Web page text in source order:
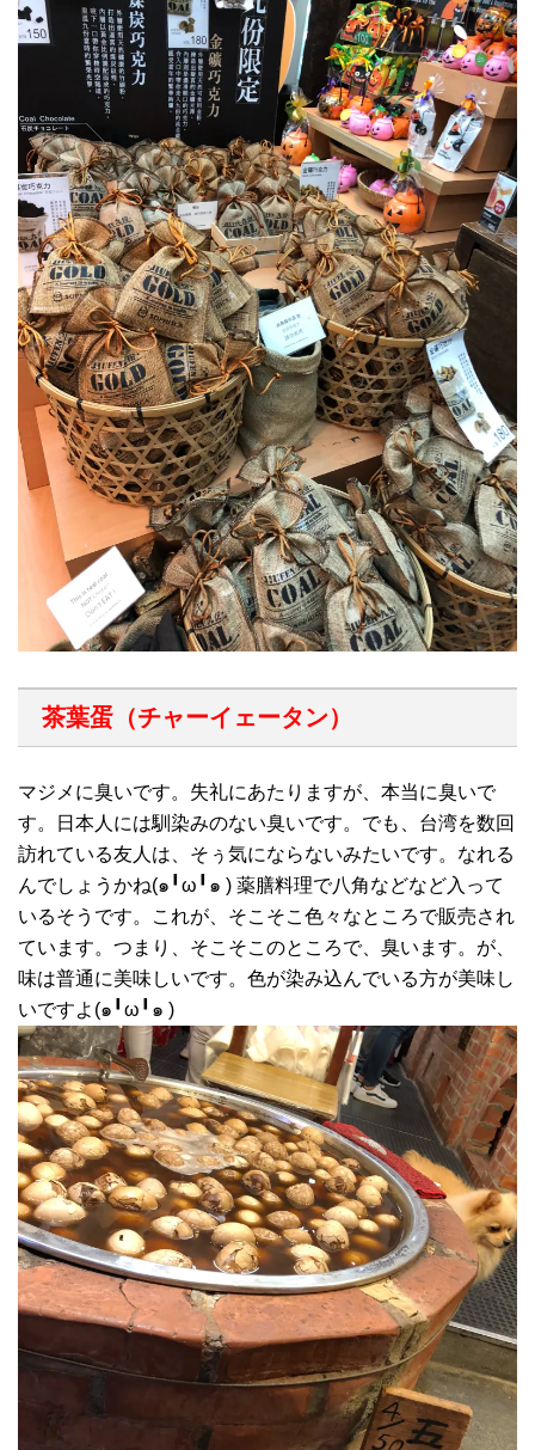
茶葉蛋（チャーイェータン）
マジメに臭いです。失礼にあたりますが、本当に臭いで
す。日本人には馴染みのない臭いです。でも、台湾を数回
訪れている友人は、そぅ気にならないみたいです。なれる
んでしょうかね(๑╹ω╹๑ ) 薬膳料理で八角などなど入って
いるそうです。これが、そこそこ色々なところで販売され
ています。つまり、そこそこのところで、臭います。が、
味は普通に美味しいです。色が染み込んでいる方が美味し
いですよ(๑╹ω╹๑ )